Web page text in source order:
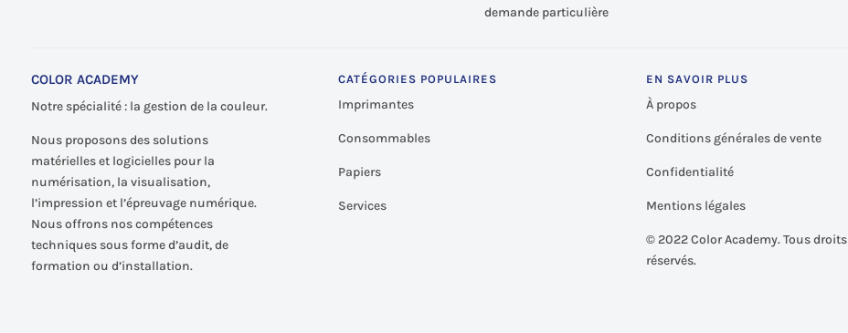
demande particulière
COLOR ACADEMY
Notre spécialité : la gestion de la couleur.
Nous proposons des solutions
matérielles et logicielles pour la
numérisation, la visualisation,
l’impression et l’épreuvage numérique.
Nous offrons nos compétences
techniques sous forme d’audit, de
formation ou d’installation.
CATÉGORIES POPULAIRES
Imprimantes
Consommables
Papiers
Services
EN SAVOIR PLUS
À propos
Conditions générales de vente
Confidentialité
Mentions légales
© 2022 Color Academy. Tous droits
réservés.